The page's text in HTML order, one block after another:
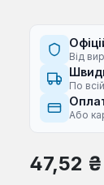
Від
По
Або
Звичайна
47,52 ₴